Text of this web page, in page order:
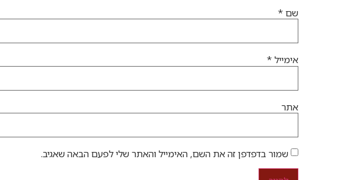
שם *
אימייל *
אתר
שמור בדפדפן זה את השם, האימייל והאתר שלי לפעם הבאה שאגיב.